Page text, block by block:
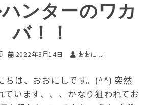
ンターのワカ
バ！！
2022年3月14日 おおにし
ちは、おおにしです。(^^) 突然
ています、、、かなり狙われてお